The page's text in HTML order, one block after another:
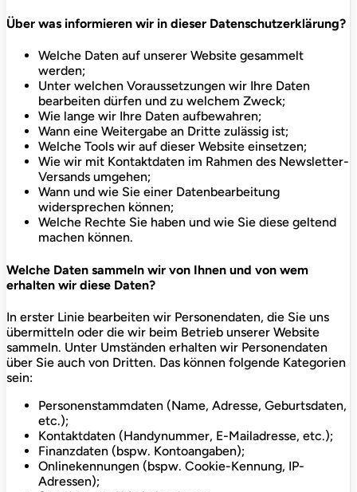
Über was informieren wir in dieser Datenschutzerklärung?
Welche Daten auf unserer Website gesammelt
werden;
Unter welchen Voraussetzungen wir Ihre Daten
bearbeiten dürfen und zu welchem Zweck;
Wie lange wir Ihre Daten aufbewahren;
Wann eine Weitergabe an Dritte zulässig ist;
Welche Tools wir auf dieser Website einsetzen;
Wie wir mit Kontaktdaten im Rahmen des Newsletter-
Versands umgehen;
Wann und wie Sie einer Datenbearbeitung
widersprechen können;
Welche Rechte Sie haben und wie Sie diese geltend
machen können.
Welche Daten sammeln wir von Ihnen und von wem
erhalten wir diese Daten?
In erster Linie bearbeiten wir Personendaten, die Sie uns
übermitteln oder die wir beim Betrieb unserer Website
sammeln. Unter Umständen erhalten wir Personendaten
über Sie auch von Dritten. Das können folgende Kategorien
sein:
Personenstammdaten (Name, Adresse, Geburtsdaten,
etc.);
Kontaktdaten (Handynummer, E-Mailadresse, etc.);
Finanzdaten (bspw. Kontoangaben);
Onlinekennungen (bspw. Cookie-Kennung, IP-
Adressen);